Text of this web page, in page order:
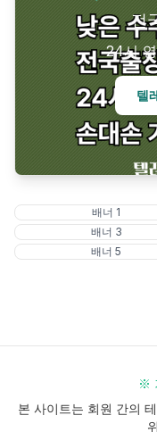
전
24시
텔
배너 1
배너 3
배너 5
※
본 사이트는 회원 간의